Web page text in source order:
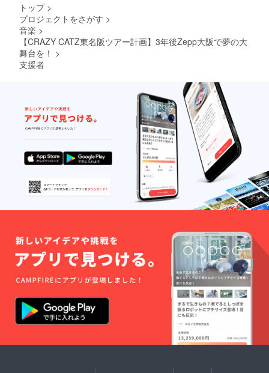
トップ >
プロジェクトをさがす >
音楽 >
【CRAZY CATZ東名阪ツアー計画】3年後Zepp大阪で夢の大
舞台を！ >
支援者